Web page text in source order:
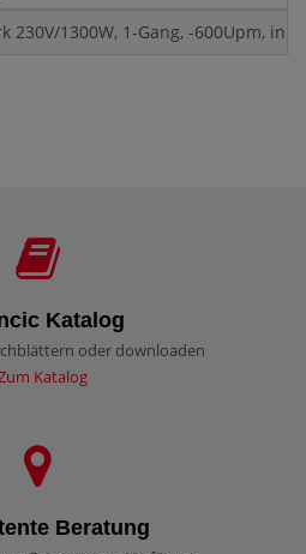
230V/1300W, 1-Gang, -600Upm,
Katalog
oder downloaden
Katalog
Beratung